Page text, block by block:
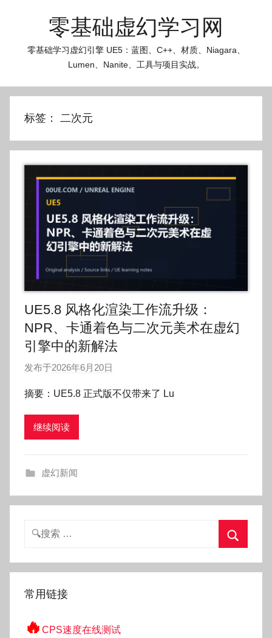
零基础虚幻学习网
零基础学习虚幻引擎 UE5：蓝图、C++、材质、Niagara、
Lumen、Nanite、工具与项目实战。
标签： 二次元
UE5.8 风格化渲染工作流升级：
NPR、卡通着色与二次元美术在虚幻
引擎中的新解法
发布于2026年6月20日
o
摘要：UE5.8 正式版不仅带来了 Lu
继续阅读
虚幻新闻
搜
索
常用链接
🔥 CPS速度在线测试